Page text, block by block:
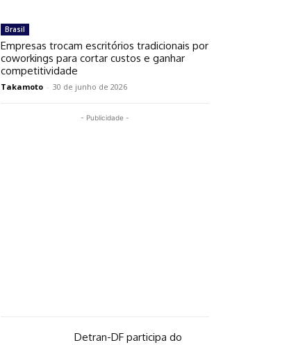
Brasil
Empresas trocam escritórios tradicionais por
coworkings para cortar custos e ganhar
competitividade
Takamoto - 30 de junho de 2026
- Publicidade -
Detran-DF participa do